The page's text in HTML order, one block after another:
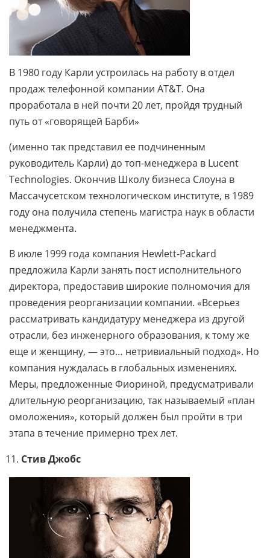
В 1980 году Карли устроилась на работу в отдел
продаж телефонной компании AT&T. Она
проработала в ней почти 20 лет, пройдя трудный
путь от «говорящей Барби»
(именно так представил ее подчиненным
руководитель Карли) до топ-менеджера в Lucent
Technologies. Окончив Школу бизнеса Слоуна в
Массачусетском технологическом институте, в 1989
году она получила степень магистра наук в области
менеджмента.
В июле 1999 года компания Hewlett-Packard
предложила Карли занять пост исполнительного
директора, предоставив широкие полномочия для
проведения реорганизации компании. «Всерьез
рассматривать кандидатуру менеджера из другой
отрасли, без инженерного образования, к тому же
еще и женщину, — это… нетривиальный подход». Но
компания нуждалась в глобальных изменениях.
Меры, предложенные Фиориной, предусматривали
длительную реорганизацию, так называемый «план
омоложения», который должен был пройти в три
этапа в течение примерно трех лет.
Стив Джобс